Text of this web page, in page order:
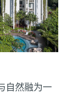
自然融为一